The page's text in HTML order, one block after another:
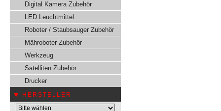
Digital Kamera Zubehör
LED Leuchtmittel
Roboter / Staubsauger Zubehör
Mähroboter Zubehör
Werkzeug
Satelliten Zubehör
Drucker
HERSTELLER